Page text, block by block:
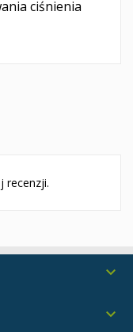
ciśnienia
recenzji.

